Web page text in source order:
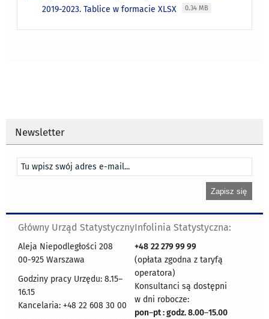
2019-2023. Tablice w formacie XLSX
0.34 MB
Newsletter
Główny Urząd Statystyczny
Aleja Niepodległości 208
00-925 Warszawa
Godziny pracy Urzędu: 8.15–
16.15
Kancelaria: +48 22 608 30 00
Infolinia Statystyczna:
+48 22 279 99 99
(opłata zgodna z taryfą
operatora)
Konsultanci są dostępni
w dni robocze:
pon–pt : godz. 8.00–15.00